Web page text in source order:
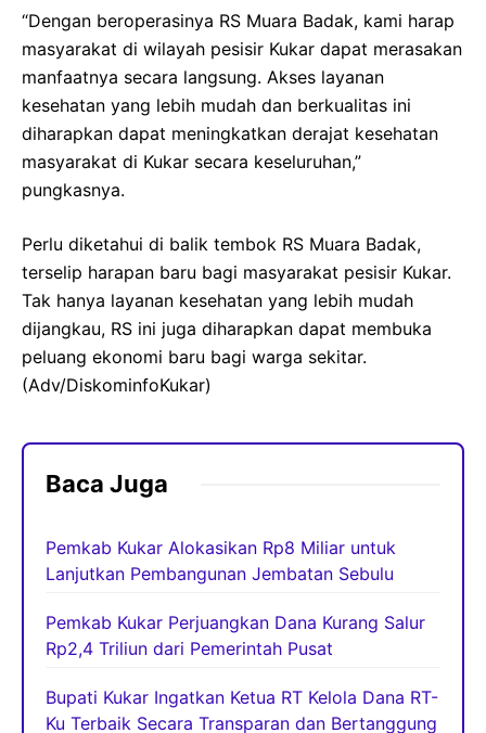
“Dengan beroperasinya RS Muara Badak, kami harap
masyarakat di wilayah pesisir Kukar dapat merasakan
manfaatnya secara langsung. Akses layanan
kesehatan yang lebih mudah dan berkualitas ini
diharapkan dapat meningkatkan derajat kesehatan
masyarakat di Kukar secara keseluruhan,”
pungkasnya.
Perlu diketahui di balik tembok RS Muara Badak,
terselip harapan baru bagi masyarakat pesisir Kukar.
Tak hanya layanan kesehatan yang lebih mudah
dijangkau, RS ini juga diharapkan dapat membuka
peluang ekonomi baru bagi warga sekitar.
(Adv/DiskominfoKukar)
Baca Juga
Pemkab Kukar Alokasikan Rp8 Miliar untuk
Lanjutkan Pembangunan Jembatan Sebulu
Pemkab Kukar Perjuangkan Dana Kurang Salur
Rp2,4 Triliun dari Pemerintah Pusat
Bupati Kukar Ingatkan Ketua RT Kelola Dana RT-
Ku Terbaik Secara Transparan dan Bertanggung